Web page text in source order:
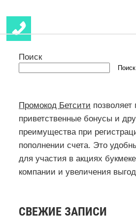
Поиск
Поиск
Промокод Бетсити позволяет
приветственные бонусы и
преимущества при
пополнении счета. Это
для участия в акциях
компании и увеличения
СВЕЖИЕ ЗАПИСИ